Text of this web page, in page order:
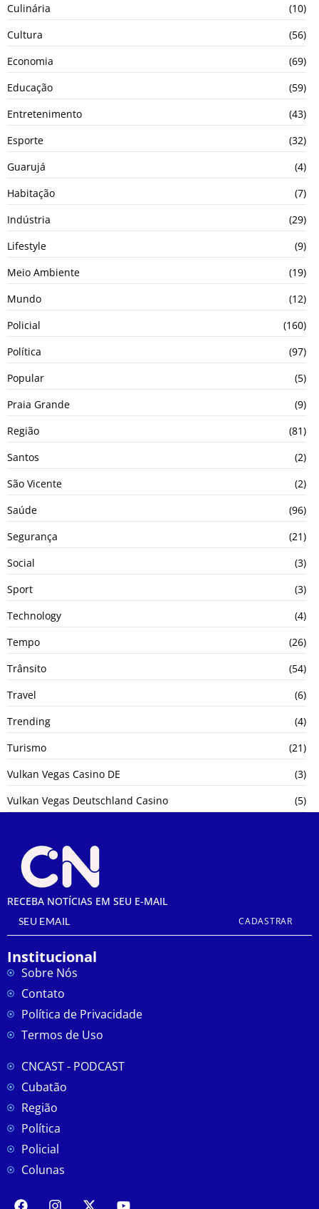
Culinária
(10)
Cultura
(56)
Economia
(69)
Educação
(59)
Entretenimento
(43)
Esporte
(32)
Guarujá
(4)
Habitação
(7)
Indústria
(29)
Lifestyle
(9)
Meio Ambiente
(19)
Mundo
(12)
Policial
(160)
Política
(97)
Popular
(5)
Praia Grande
(9)
Região
(81)
Santos
(2)
São Vicente
(2)
Saúde
(96)
Segurança
(21)
Social
(3)
Sport
(3)
Technology
(4)
Tempo
(26)
Trânsito
(54)
Travel
(6)
Trending
(4)
Turismo
(21)
Vulkan Vegas Casino DE
(3)
Vulkan Vegas Deutschland Casino
(5)
RECEBA NOTÍCIAS EM SEU E-MAIL
CADASTRAR
Institucional
Sobre Nós
Contato
Política de Privacidade
Termos de Uso
CNCAST - PODCAST
Cubatão
Região
Política
Policial
Colunas